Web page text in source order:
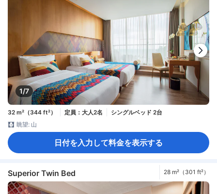
1/7
32 m²（344 ft²） 定員：大人2名
シングルベッド 2台
眺望: 山
日付を入力して料金を表示する
Superior Twin Bed 28 m²（301 ft²）